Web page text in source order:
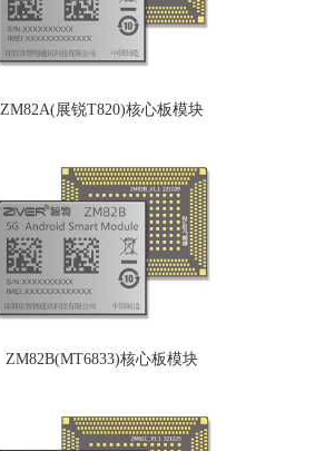
ZM82A(展锐T820)核心板模块
ZM82B(MT6833)核心板模块